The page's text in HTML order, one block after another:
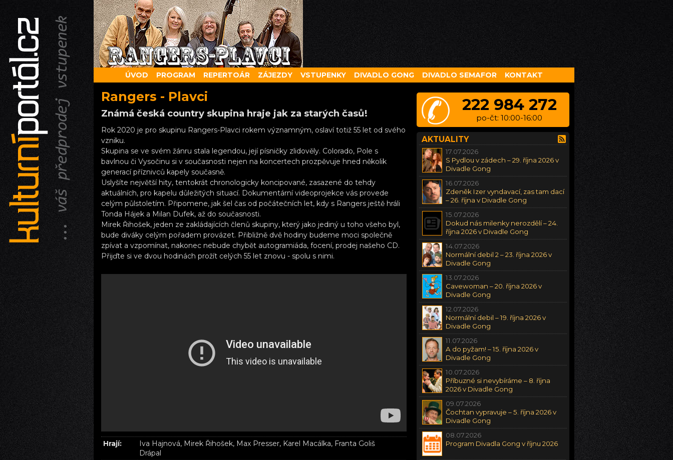
ÚVOD PROGRAM REPERTOÁR ZÁJEZDY VSTUPENKY DIVADLO GONG DIVADLO SEMAFOR KONTAKT
Rangers - Plavci
Známá česká country skupina hraje jak za starých časů!
Rok 2020 je pro skupinu Rangers-Plavci rokem významným, oslaví totiž 55 let od svého
vzniku.
Skupina se ve svém žánru stala legendou, její písničky zlidověly. Colorado, Pole s
bavlnou či Vysočinu si v současnosti nejen na koncertech prozpěvuje hned několik
generací příznivců kapely současně.
Uslyšíte největší hity, tentokrát chronologicky koncipované, zasazené do tehdy
aktuálních, pro kapelu důležitých situací. Dokumentární videoprojekce vás provede
celým půlstoletím. Připomene, jak šel čas od počátečních let, kdy s Rangers ještě hráli
Tonda Hájek a Milan Dufek, až do současnosti.
Mirek Řihošek, jeden ze zakládajících členů skupiny, který jako jediný u toho všeho byl,
bude diváky celým pořadem provázet. Přibližně dvě hodiny budeme moci společně
zpívat a vzpomínat, nakonec nebude chybět autogramiáda, focení, prodej našeho CD.
Přijďte si ve dvou hodinách prožít celých 55 let znovu - spolu s nimi.
Hrají:
Iva Hajnová, Mirek Řihošek, Max Presser, Karel Macálka, Franta Goliš
Drápal
222 984 272
po-čt: 10:00-16:00
AKTUALITY
17.07.2026
S Pydlou v zádech – 29. října 2026 v
Divadle Gong
16.07.2026
Zdeněk Izer vyndavací, zas tam dací
– 26. října v Divadle Gong
15.07.2026
Dokud nás milenky nerozdělí – 24.
října 2026 v Divadle Gong
14.07.2026
Normální debil 2 – 23. října 2026 v
Divadle Gong
13.07.2026
Cavewoman – 20. října 2026 v
Divadle Gong
12.07.2026
Normální debil – 19. října 2026 v
Divadle Gong
11.07.2026
A do pyžam! – 15. října 2026 v
Divadle Gong
10.07.2026
Příbuzné si nevybíráme – 8. října
2026 v Divadle Gong
09.07.2026
Čochtan vypravuje – 5. října 2026 v
Divadle Gong
08.07.2026
Program Divadla Gong v říjnu 2026